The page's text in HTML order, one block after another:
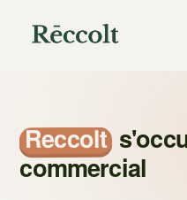
Reccolt
commercial